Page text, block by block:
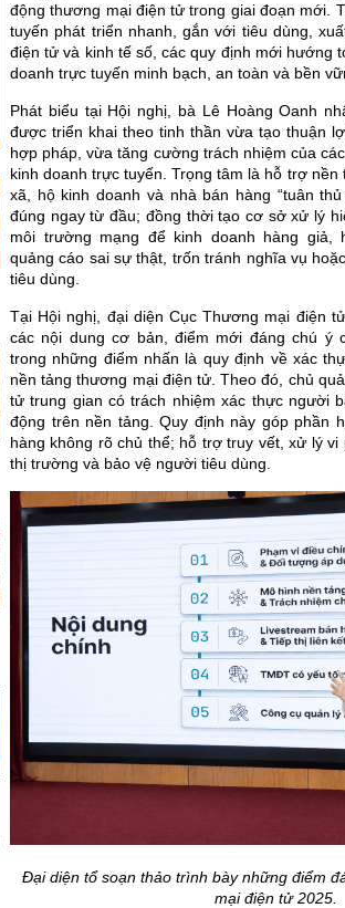
động thương mại điện tử trong giai đoạn mới.
tuyến phát triển nhanh, gắn với tiêu dùng,
điện tử và kinh tế số, các quy định mới hướng
doanh trực tuyến minh bạch, an toàn và bền
Phát biểu tại Hội nghị, bà Lê Hoàng Oanh
được triển khai theo tinh thần vừa tạo thuận
hợp pháp, vừa tăng cường trách nhiệm của
kinh doanh trực tuyến. Trọng tâm là hỗ trợ
xã, hộ kinh doanh và nhà bán hàng “tuân
đúng ngay từ đầu; đồng thời tạo cơ sở xử lý
môi trường mạng để kinh doanh hàng giả,
quảng cáo sai sự thật, trốn tránh nghĩa vụ
tiêu dùng.
Tại Hội nghị, đại diện Cục Thương mại điện
các nội dung cơ bản, điểm mới đáng chú ý
trong những điểm nhấn là quy định về xác
nền tảng thương mại điện tử. Theo đó, chủ
tử trung gian có trách nhiệm xác thực người
động trên nền tảng. Quy định này góp phần
hàng không rõ chủ thể; hỗ trợ truy vết, xử lý
thị trường và bảo vệ người tiêu dùng.
Đại diện tổ soạn thảo trình bày những điểm
mại điện tử 2025.